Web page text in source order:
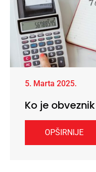
5. Marta 2025.
Ko je
OPŠIRNIJE